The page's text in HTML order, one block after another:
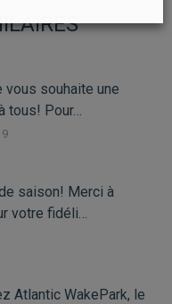
vous souhaite une
tous! Pour…
saison! Merci à
votre fidéli…
Atlantic WakePark, le